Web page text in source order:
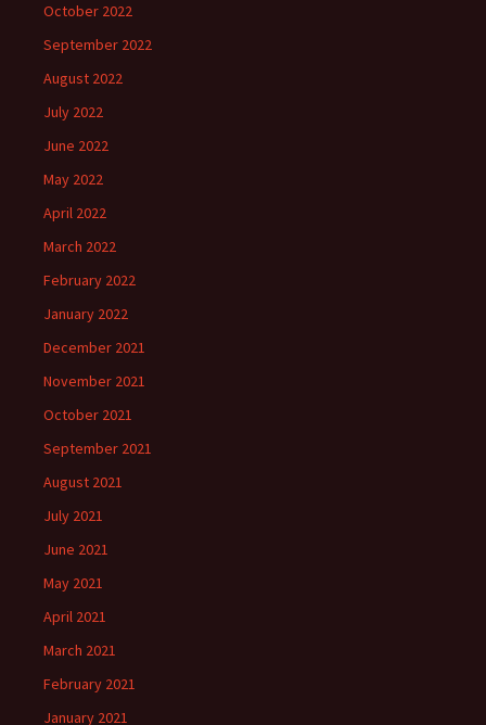
October 2022
September 2022
August 2022
July 2022
June 2022
May 2022
April 2022
March 2022
February 2022
January 2022
December 2021
November 2021
October 2021
September 2021
August 2021
July 2021
June 2021
May 2021
April 2021
March 2021
February 2021
January 2021